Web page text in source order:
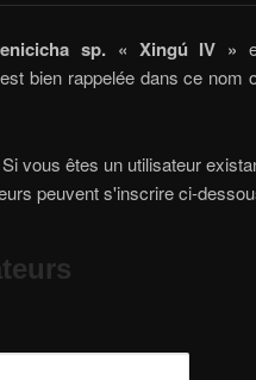
sp. « Xingú IV »
bien rappelée dans ce nom
vous êtes un utilisateur
peuvent s'inscrire ci-